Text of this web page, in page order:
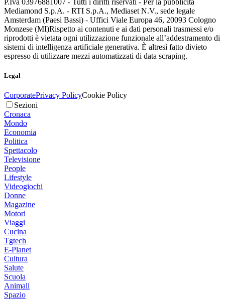
Mediamond S.p.A. - RTI S.p.A., Mediaset N.V., sede legale
Amsterdam (Paesi Bassi) - Uffici Viale Europa 46, 20093 Cologno
Monzese (MI)Rispetto ai contenuti e ai dati personali trasmessi e/o
riprodotti è vietata ogni utilizzazione funzionale all’addestramento di
sistemi di intelligenza artificiale generativa. È altresì fatto divieto
espresso di utilizzare mezzi automatizzati di data scraping.
Legal
CorporatePrivacy PolicyCookie Policy
Sezioni
Cronaca
Mondo
Economia
Politica
Spettacolo
Televisione
People
Lifestyle
Videogiochi
Donne
Magazine
Motori
Viaggi
Cucina
Tgtech
E-Planet
Cultura
Salute
Scuola
Animali
Spazio